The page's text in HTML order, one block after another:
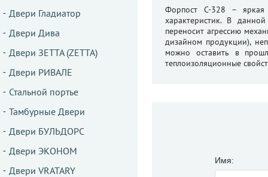
Двери Гладиатор
Двери Дива
Двери ЗЕТТА (ZETTA)
Двери РИВАЛЕ
Стальной портье
Тамбурные Двери
Двери БУЛЬДОРС
Двери ЭКОНОМ
Двери VRATARY
Форпост C-328 –
характеристик. В
переносит агрессию
дизайном продукции),
можно оставить в
теплоизоляционные
Имя: